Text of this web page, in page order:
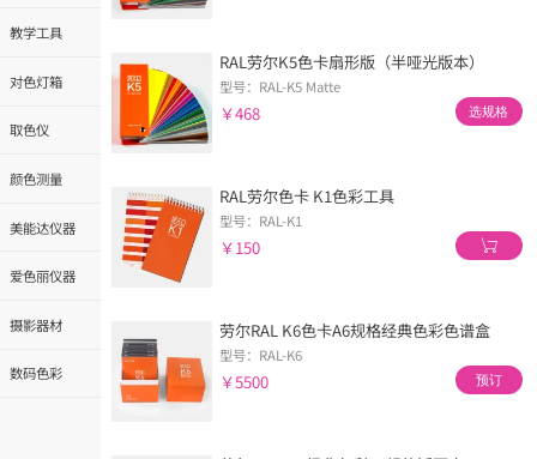
教学工具
对色灯箱
取色仪
颜色测量
美能达仪器
爱色丽仪器
摄影器材
数码色彩
RAL劳尔K5色卡扇形版（半哑光版本）
型号：RAL-K5 Matte
￥468 选规格
RAL劳尔色卡 K1色彩工具
型号：RAL-K1
￥150
劳尔RAL K6色卡A6规格经典色彩色谱盒
型号：RAL-K6
￥5500 预订